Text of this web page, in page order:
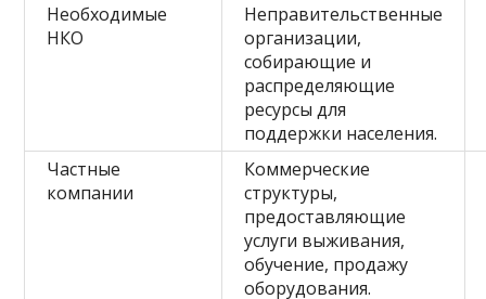
Необходимые
НКО
Неправительственные
организации,
собирающие и
распределяющие
ресурсы для
поддержки населения.
Частные
компании
Коммерческие
структуры,
предоставляющие
услуги выживания,
обучение, продажу
оборудования.